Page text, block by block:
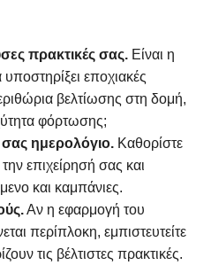
πρακτικές σας. Είναι η
εποχιακές
βελτίωσης στη δομή,
φόρτωσης;
σας ημερολόγιο. Καθορίστε
επιχείρησή σας και
και καμπάνιες.
Αν η εφαρμογή του
περίπλοκη, εμπιστευτείτε
τις βέλτιστες πρακτικές.